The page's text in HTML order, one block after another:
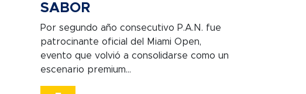
SABOR
Por segundo año consecutivo P.A.N. fue
patrocinante oficial del Miami Open,
evento que volvió a consolidarse como un
escenario premium...